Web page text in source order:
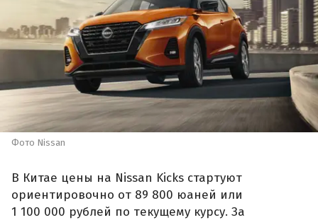
Фото Nissan
В Китае цены на Nissan Kicks стартуют
ориентировочно от 89 800 юаней или
1 100 000 рублей по текущему курсу. За